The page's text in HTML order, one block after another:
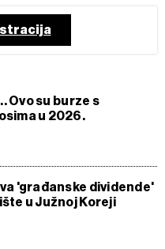
Ovo su burze s
u 2026.
'građanske dividende'
u Južnoj Koreji